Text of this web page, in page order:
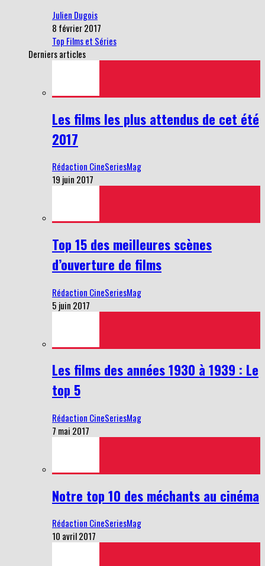
Julien Dugois
8 février 2017
Top Films et Séries
Derniers articles
Les films les plus attendus de cet été
2017
Rédaction CineSeriesMag
19 juin 2017
Top 15 des meilleures scènes
d’ouverture de films
Rédaction CineSeriesMag
5 juin 2017
Les films des années 1930 à 1939 : Le
top 5
Rédaction CineSeriesMag
7 mai 2017
Notre top 10 des méchants au cinéma
Rédaction CineSeriesMag
10 avril 2017